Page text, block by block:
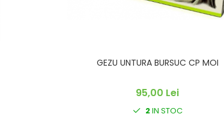
GEZU UNTURA BURSUC CP MOI
95,00 Lei
2IN STOC